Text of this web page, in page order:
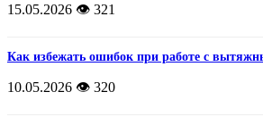
15.05.2026 👁️ 321
Как избежать ошибок при работе с
10.05.2026 👁️ 320